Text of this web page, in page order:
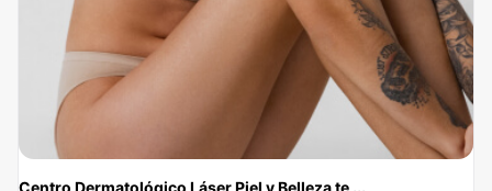
Centro Dermatológico Láser Piel y Belleza te ...